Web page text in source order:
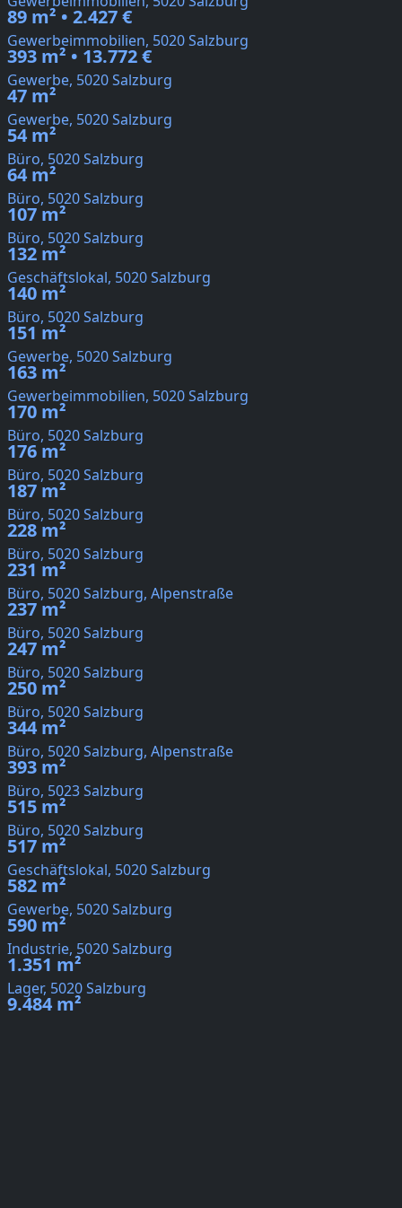
89 m² • 2.427 €
Gewerbeimmobilien, 5020 Salzburg
393 m² • 13.772 €
Gewerbe, 5020 Salzburg
47 m²
Gewerbe, 5020 Salzburg
54 m²
Büro, 5020 Salzburg
64 m²
Büro, 5020 Salzburg
107 m²
Büro, 5020 Salzburg
132 m²
Geschäftslokal, 5020 Salzburg
140 m²
Büro, 5020 Salzburg
151 m²
Gewerbe, 5020 Salzburg
163 m²
Gewerbeimmobilien, 5020 Salzburg
170 m²
Büro, 5020 Salzburg
176 m²
Büro, 5020 Salzburg
187 m²
Büro, 5020 Salzburg
228 m²
Büro, 5020 Salzburg
231 m²
Büro, 5020 Salzburg, Alpenstraße
237 m²
Büro, 5020 Salzburg
247 m²
Büro, 5020 Salzburg
250 m²
Büro, 5020 Salzburg
344 m²
Büro, 5020 Salzburg, Alpenstraße
393 m²
Büro, 5023 Salzburg
515 m²
Büro, 5020 Salzburg
517 m²
Geschäftslokal, 5020 Salzburg
582 m²
Gewerbe, 5020 Salzburg
590 m²
Industrie, 5020 Salzburg
1.351 m²
Lager, 5020 Salzburg
9.484 m²